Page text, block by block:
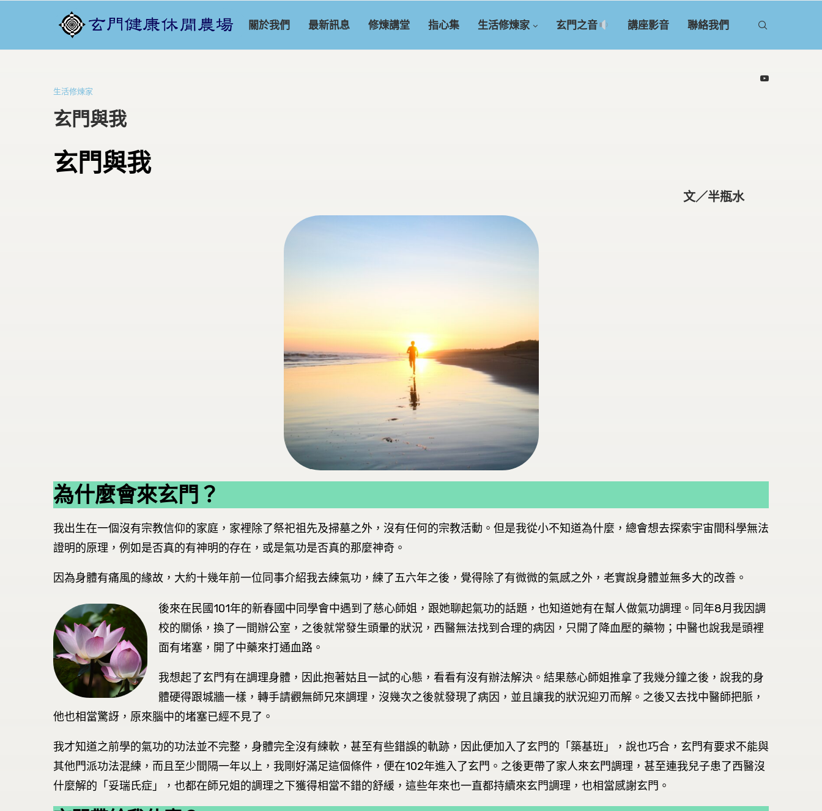
關於我們 最新訊息 修煉講堂 指心集 生活修煉家 玄門之音 講座影音 聯絡我們
生活修煉家
玄門與我
玄門與我
文／半瓶水
為什麼會來玄門？
我出生在一個沒有宗教信仰的家庭，家裡除了祭祀祖先及掃墓之外，沒有任何的宗教活動。但是我從小不知道為什麼，總會想去探索宇宙間科學無法
證明的原理，例如是否真的有神明的存在，或是氣功是否真的那麼神奇。
因為身體有痛風的緣故，大約十幾年前一位同事介紹我去練氣功，練了五六年之後，覺得除了有微微的氣感之外，老實說身體並無多大的改善。
後來在民國101年的新春國中同學會中遇到了慈心師姐，跟她聊起氣功的話題，也知道她有在幫人做氣功調理。同年8月我因調
校的關係，換了一間辦公室，之後就常發生頭暈的狀況，西醫無法找到合理的病因，只開了降血壓的藥物；中醫也說我是頭裡
面有堵塞，開了中藥來打通血路。
我想起了玄門有在調理身體，因此抱著姑且一試的心態，看看有沒有辦法解決。結果慈心師姐推拿了我幾分鐘之後，說我的身
體硬得跟城牆一樣，轉手請觀無師兄來調理，沒幾次之後就發現了病因，並且讓我的狀況迎刃而解。之後又去找中醫師把脈，
他也相當驚訝，原來腦中的堵塞已經不見了。
我才知道之前學的氣功的功法並不完整，身體完全沒有練軟，甚至有些錯誤的軌跡，因此便加入了玄門的「築基班」，說也巧合，玄門有要求不能與
其他門派功法混練，而且至少間隔一年以上，我剛好滿足這個條件，便在102年進入了玄門。之後更帶了家人來玄門調理，甚至連我兒子患了西醫沒
什麼解的「妥瑞氏症」，也都在師兄姐的調理之下獲得相當不錯的舒緩，這些年來也一直都持續來玄門調理，也相當感謝玄門。